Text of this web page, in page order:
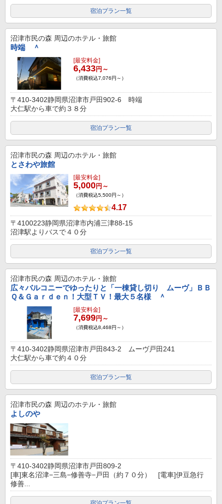
宿泊プラン一覧
沼津市民の森 周辺のホテル・旅館
時端 ＾
[最安料金]
6,433円～
（消費税込7,076円～）
〒410-3402静岡県沼津市戸田902-6 時端
大仁駅から車で約３８分
宿泊プラン一覧
沼津市民の森 周辺のホテル・旅館
とさわや旅館
[最安料金]
5,000円～
（消費税込5,500円～）
4.17
〒4100223静岡県沼津市内浦三津88-15
沼津駅よりバスで４０分
宿泊プラン一覧
沼津市民の森 周辺のホテル・旅館
広々バルコニーでゆったりと「一棟貸し切り ムーヴ」ＢＢ
Ｑ＆Ｇａｒｄｅｎ！大型ＴＶ！最大５名様 ＾
[最安料金]
7,699円～
（消費税込8,468円～）
〒410-3402静岡県沼津市戸田843-2 ムーヴ戸田241
大仁駅から車で約４０分
宿泊プラン一覧
沼津市民の森 周辺のホテル・旅館
よしのや
〒410-3402静岡県沼津市戸田809-2
[車]東名沼津−三島−修善寺−戸田（約７０分） [電車]伊豆急行
修善...